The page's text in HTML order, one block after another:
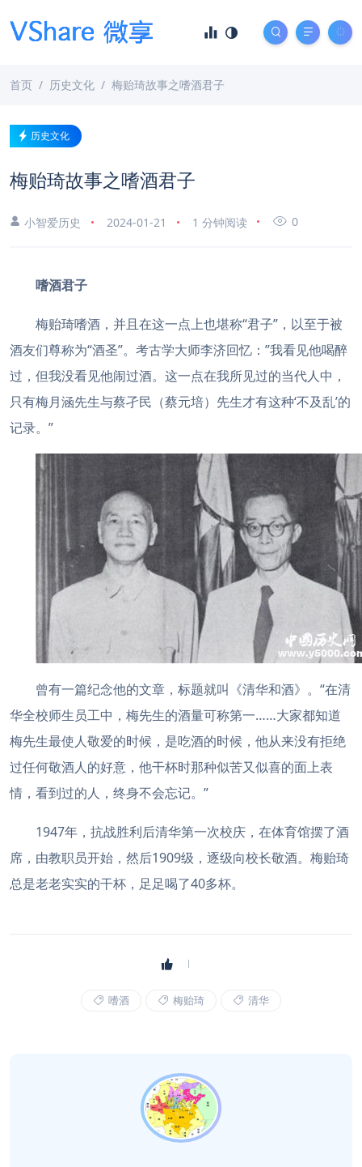
首页 历史文化 梅贻琦故事之嗜酒君子
历史文化
梅贻琦故事之嗜酒君子
小智爱历史 2024-01-21 1 分钟阅读 0
嗜酒君子
梅贻琦嗜酒，并且在这一点上也堪称“君子”，以至于被
酒友们尊称为“酒圣”。考古学大师李济回忆：”我看见他喝醉
过，但我没看见他闹过酒。这一点在我所见过的当代人中，
只有梅月涵先生与蔡孑民（蔡元培）先生才有这种‘不及乱’的
记录。”
曾有一篇纪念他的文章，标题就叫《清华和酒》。“在清
华全校师生员工中，梅先生的酒量可称第一……大家都知道
梅先生最使人敬爱的时候，是吃酒的时候，他从来没有拒绝
过任何敬酒人的好意，他干杯时那种似苦又似喜的面上表
情，看到过的人，终身不会忘记。”
1947年，抗战胜利后清华第一次校庆，在体育馆摆了酒
席，由教职员开始，然后1909级，逐级向校长敬酒。梅贻琦
总是老老实实的干杯，足足喝了40多杯。
嗜酒 梅贻琦 清华